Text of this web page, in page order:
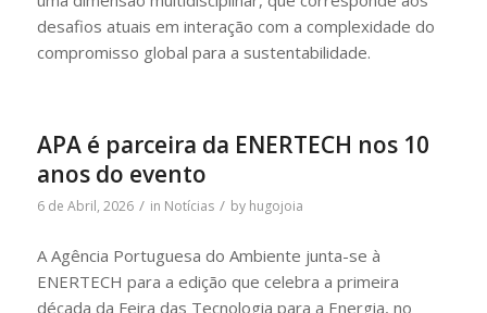
desafios atuais em interação com a complexidade do
compromisso global para a sustentabilidade.
APA é parceira da ENERTECH nos 10
anos do evento
6 de Abril, 2026 / in Notícias / by hugojoia
A Agência Portuguesa do Ambiente junta-se à
ENERTECH para a edição que celebra a primeira
década da Feira das Tecnologia para a Energia, no